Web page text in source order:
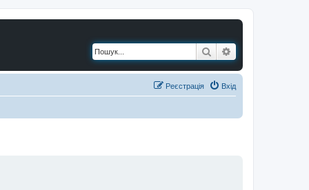
Пошук
Вхід
Реєстрація